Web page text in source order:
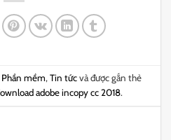
Phần mềm, Tin tứcvà được gắn thẻ
adobe incopy cc 2018.